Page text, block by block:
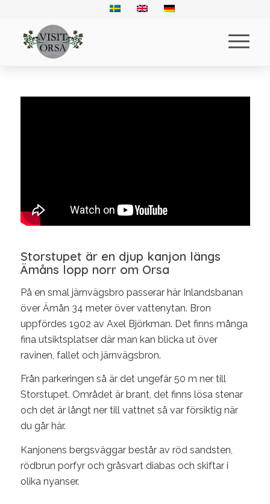
Storstupet är en djup kanjon längs
Ämåns lopp norr om Orsa
På en smal järnvägsbro passerar här Inlandsbanan
över Ämån 34 meter över vattenytan. Bron
uppfördes 1902 av Axel Björkman. Det finns många
fina utsiktsplatser där man kan blicka ut över
ravinen, fallet och järnvägsbron.
Från parkeringen så är det ungefär 50 m ner till
Storstupet. Området är brant, det finns lösa stenar
och det är långt ner till vattnet så var försiktig när
du går här.
Kanjonens bergsväggar består av röd sandsten,
rödbrun porfyr och gråsvart diabas och skiftar i
olika nyanser.